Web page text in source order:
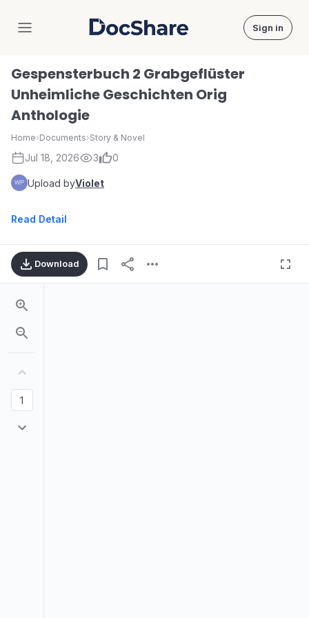
DocShare Sign in
Gespensterbuch 2 Grabgeflüster
Unheimliche Geschichten Orig
Anthologie
Home›Documents›Story & Novel
Jul 18, 2026 3 0
Upload byViolet
Read Detail
Download